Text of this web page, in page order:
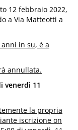
12 febbraio 2022,
a Via Matteotti a
in su, è a
annullata.
venerdì 11
la propria
iscrizione on